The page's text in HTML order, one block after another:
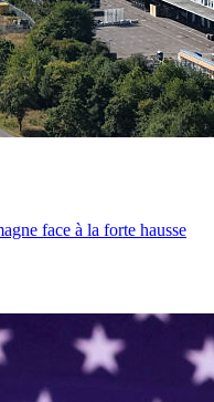
face à la forte hausse